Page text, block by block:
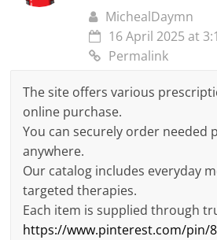
MichealDaymn
16 April 2025 at
Permalink
The site offers various
online purchase.
You can securely order needed
anywhere.
Our catalog includes everyday
targeted therapies.
Each item is supplied through
https://www.pinterest.com/pin/